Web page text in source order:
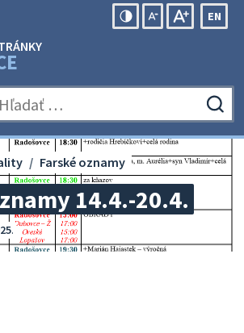
EN
14.4.-20.4.
Farské oznamy
.